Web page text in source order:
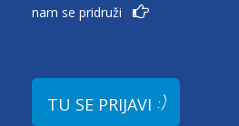
nam se pridruži
TU SE PRIJAVI :)